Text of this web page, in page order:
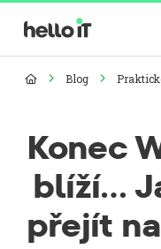
  Blog 
Konec
blíží…
přejít